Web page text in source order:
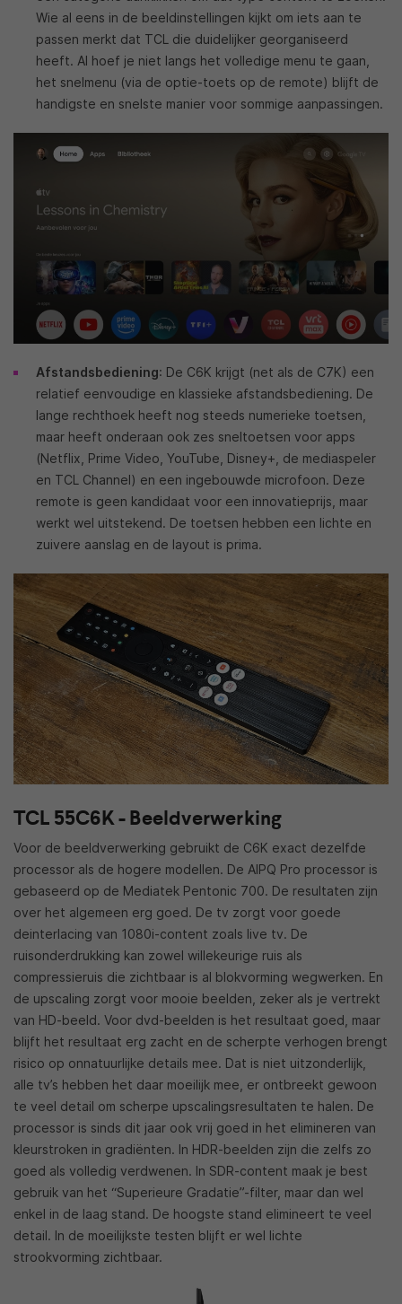
Wie al eens in de beeldinstellingen kijkt om iets aan te
passen merkt dat TCL die duidelijker georganiseerd
heeft. Al hoef je niet langs het volledige menu te gaan,
het snelmenu (via de optie-toets op de remote) blijft de
handigste en snelste manier voor sommige aanpassingen.
Afstandsbediening: De C6K krijgt (net als de C7K) een
relatief eenvoudige en klassieke afstandsbediening. De
lange rechthoek heeft nog steeds numerieke toetsen,
maar heeft onderaan ook zes sneltoetsen voor apps
(Netflix, Prime Video, YouTube, Disney+, de mediaspeler
en TCL Channel) en een ingebouwde microfoon. Deze
remote is geen kandidaat voor een innovatieprijs, maar
werkt wel uitstekend. De toetsen hebben een lichte en
zuivere aanslag en de layout is prima.
TCL 55C6K - Beeldverwerking
Voor de beeldverwerking gebruikt de C6K exact dezelfde
processor als de hogere modellen. De AIPQ Pro processor is
gebaseerd op de Mediatek Pentonic 700. De resultaten zijn
over het algemeen erg goed. De tv zorgt voor goede
deinterlacing van 1080i-content zoals live tv. De
ruisonderdrukking kan zowel willekeurige ruis als
compressieruis die zichtbaar is al blokvorming wegwerken. En
de upscaling zorgt voor mooie beelden, zeker als je vertrekt
van HD-beeld. Voor dvd-beelden is het resultaat goed, maar
blijft het resultaat erg zacht en de scherpte verhogen brengt
risico op onnatuurlijke details mee. Dat is niet uitzonderlijk,
alle tv’s hebben het daar moeilijk mee, er ontbreekt gewoon
te veel detail om scherpe upscalingsresultaten te halen. De
processor is sinds dit jaar ook vrij goed in het elimineren van
kleurstroken in gradiënten. In HDR-beelden zijn die zelfs zo
goed als volledig verdwenen. In SDR-content maak je best
gebruik van het “Superieure Gradatie”-filter, maar dan wel
enkel in de laag stand. De hoogste stand elimineert te veel
detail. In de moeilijkste testen blijft er wel lichte
strookvorming zichtbaar.